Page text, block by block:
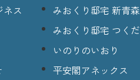
ネス
みおくり邸宅 新青森
みおくり邸宅 つくだ
いのりのいおり
平安閣アネックス